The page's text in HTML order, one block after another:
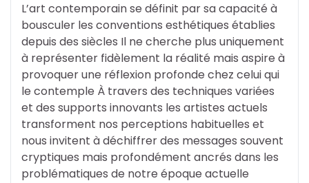
L’art contemporain se définit par sa capacité à
bousculer les conventions esthétiques établies
depuis des siècles Il ne cherche plus uniquement
à représenter fidèlement la réalité mais aspire à
provoquer une réflexion profonde chez celui qui
le contemple À travers des techniques variées
et des supports innovants les artistes actuels
transforment nos perceptions habituelles et
nous invitent à déchiffrer des messages souvent
cryptiques mais profondément ancrés dans les
problématiques de notre époque actuelle